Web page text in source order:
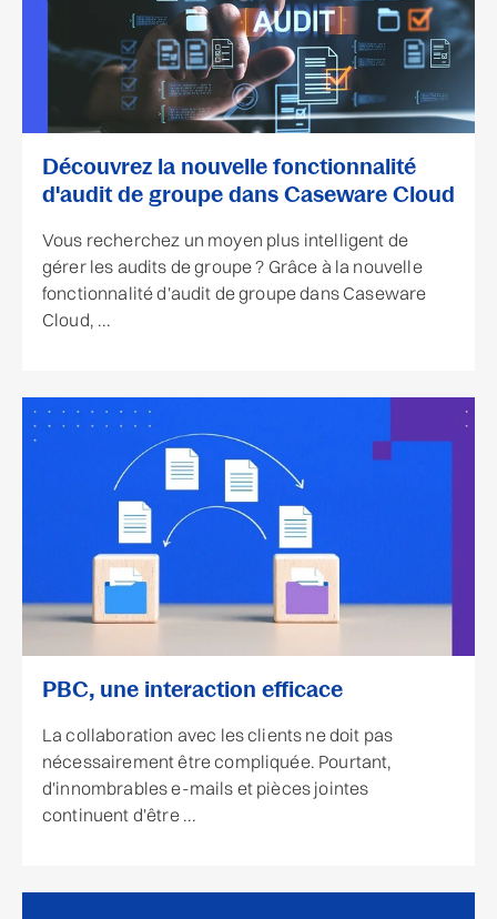
Découvrez la nouvelle fonctionnalité
d'audit de groupe dans Caseware Cloud
Vous recherchez un moyen plus intelligent de
gérer les audits de groupe ? Grâce à la nouvelle
fonctionnalité d'audit de groupe dans Caseware
Cloud, ...
PBC, une interaction efficace
La collaboration avec les clients ne doit pas
nécessairement être compliquée. Pourtant,
d'innombrables e-mails et pièces jointes
continuent d'être ...